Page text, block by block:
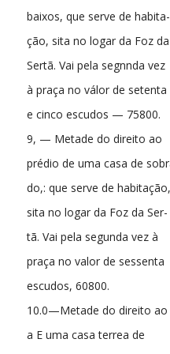
baixos, que serve de habita-
ção, sita no logar da Foz da
Sertã. Vai pela segnnda vez
à praça no válor de setenta
e cinco escudos — 75800.
9, — Metade do direito ao
prédio de uma casa de
do,: que serve de habitação,
sita no logar da Foz da Ser-
tã. Vai pela segunda vez à
praça no valor de sessenta
escudos, 60800.
10.0—Metade do direito ao
a E uma casa terrea de